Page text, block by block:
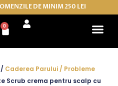
DE MINIM 250 LEI
0
Cart
/ Caderea Parului / Probleme
Scrub crema pentru scalp cu